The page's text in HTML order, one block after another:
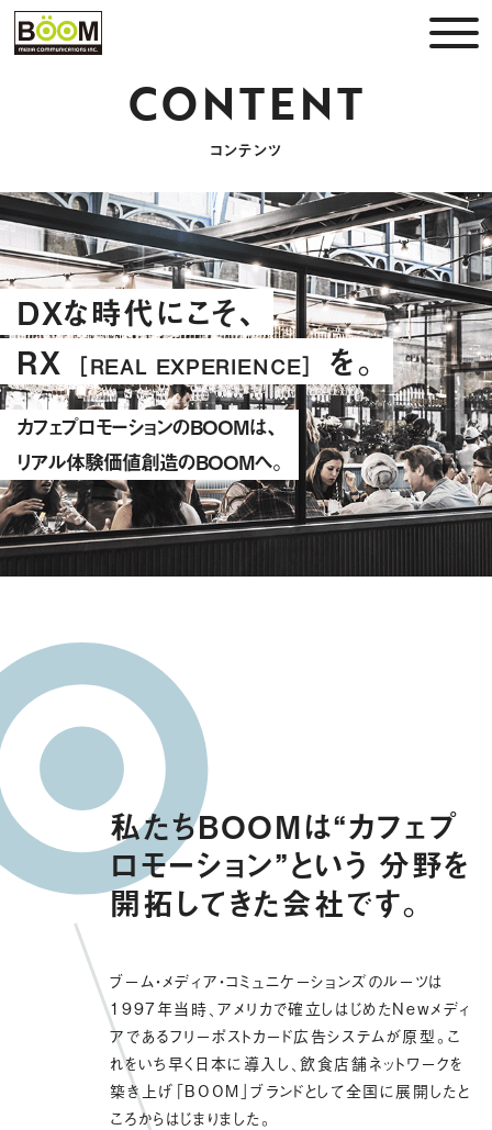
CONTENT
コンテンツ
DXな時代にこそ、
RX
［REAL EXPERIENCE］ を。
カフェプロモーションのBOOMは、
リアル体験価値創造のBOOMへ。
私たちBOOMは“カフェプ
ロモーション”という 分野を
開拓してきた会社です。
ブーム・メディア・コミュニケーションズのルーツは
1997年当時、アメリカで確立しはじめたNewメディ
アであるフリーポストカード広告システムが原型。こ
れをいち早く日本に導入し、飲食店舗ネットワークを
築き上げ「BOOM」ブランドとして全国に展開したと
ころからはじまりました。